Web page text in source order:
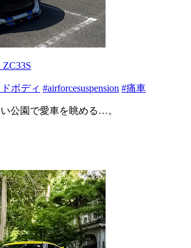
ボディ #airforcesuspension #痛車
公園で愛車を眺める…。